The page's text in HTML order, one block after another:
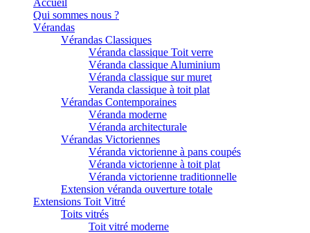
Accueil
Qui sommes nous ?
Vérandas
Vérandas Classiques
Véranda classique Toit verre
Véranda classique Aluminium
Véranda classique sur muret
Veranda classique à toit plat
Vérandas Contemporaines
Véranda moderne
Véranda architecturale
Vérandas Victoriennes
Véranda victorienne à pans coupés
Véranda victorienne à toit plat
Véranda victorienne traditionnelle
Extension véranda ouverture totale
Extensions Toit Vitré
Toits vitrés
Toit vitré moderne